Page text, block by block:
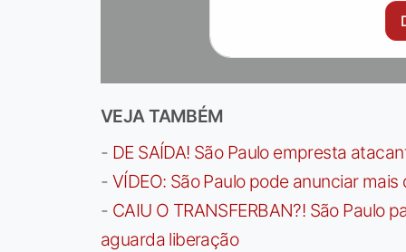
VEJA TAMBÉM
- DE SAÍDA! São Paulo empresta
- VÍDEO: São Paulo pode anunciar
- CAIU O TRANSFERBAN?! São Paulo
aguarda liberação